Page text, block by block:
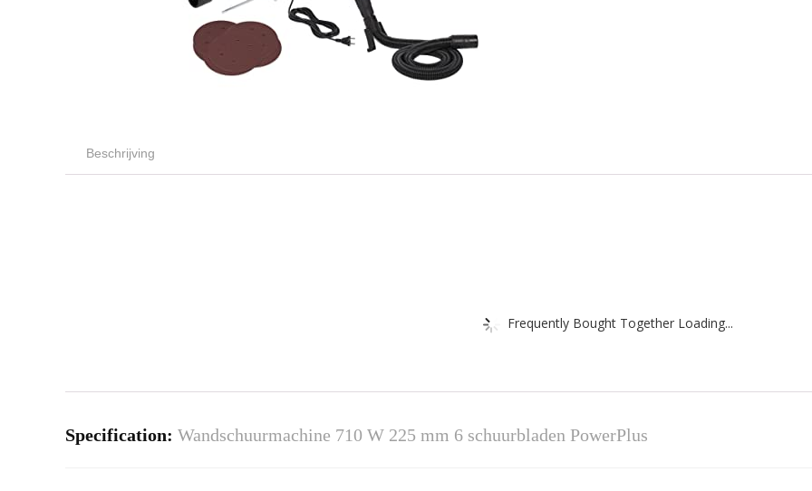
Beschrijving
Frequently Bought Together Loading...
Specification: Wandschuurmachine 710 W 225 mm 6 schuurbladen PowerPlus